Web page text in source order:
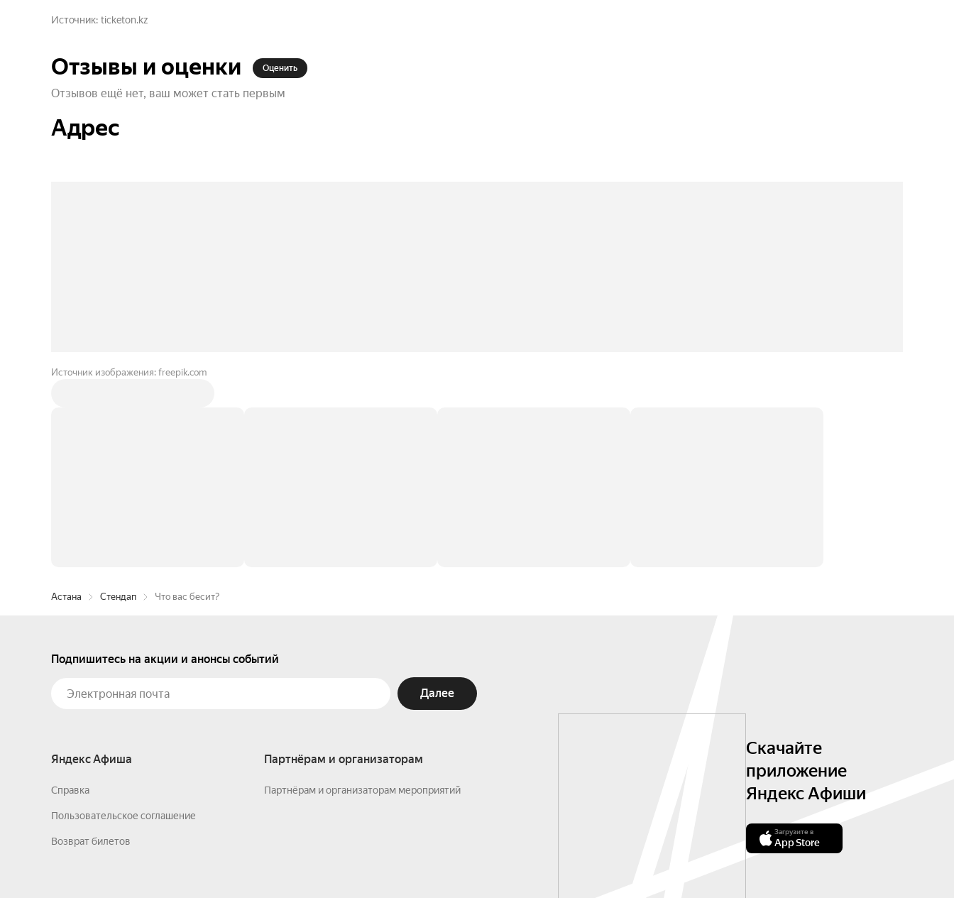
Источник ticketon.kz
Отзывы и оценки Оценить
Отзывов ещё нет, ваш может стать первым
Адрес
Источник изображения: freepik.com
Астана Стендап Что вас бесит?
Подпишитесь на акции и анонсы событий
Далее
Яндекс Афиша
Справка
Пользовательское соглашение
Возврат билетов
Партнёрам и организаторам
Партнёрам и организаторам мероприятий
Скачайте
приложение
Яндекс Афиши
Загрузите в
App Store